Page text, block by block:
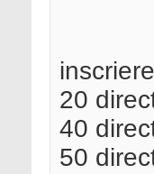
20
40
50